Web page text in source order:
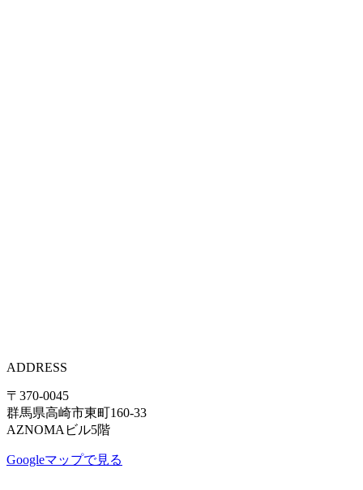
ADDRESS
〒370-0045
群馬県高崎市東町160-33
AZNOMAビル5階
Googleマップで見る